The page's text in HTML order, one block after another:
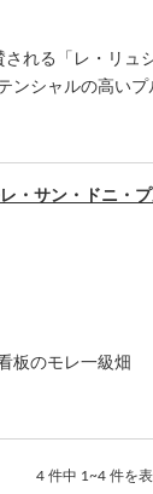
れる「レ・リュ
ンシャルの高いプ
・サン・ドニ・
板のモレ一級畑
4 件中 1~4 件を